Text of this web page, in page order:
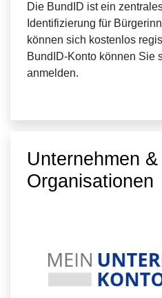
Die BundID ist ein
Identifizierung für
können sich kostenlos
BundID-Konto können Sie
anmelden.
Unternehmen &
Organisationen